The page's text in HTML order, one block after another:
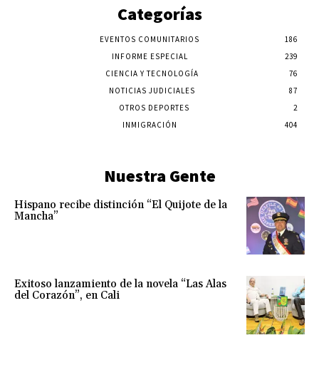
Categorías
EVENTOS COMUNITARIOS
186
INFORME ESPECIAL
239
CIENCIA Y TECNOLOGÍA
76
NOTICIAS JUDICIALES
87
OTROS DEPORTES
2
INMIGRACIÓN
404
Nuestra Gente
Hispano recibe distinción “El Quijote de la
Mancha”
Exitoso lanzamiento de la novela “Las Alas
del Corazón”, en Cali